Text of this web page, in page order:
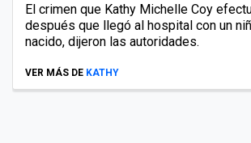
El crimen que Kathy Michelle Coy
después que llegó al hospital con un
nacido, dijeron las autoridades.
VER MÁS DE KATHY